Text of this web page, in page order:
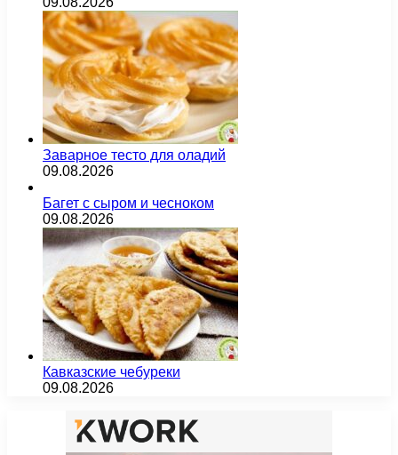
Заварное тесто для оладий
09.08.2026
Багет с сыром и чесноком
09.08.2026
Кавказские чебуреки
09.08.2026